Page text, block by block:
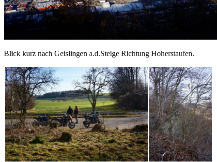
Blick kurz nach Geislingen a.d.Steige Richtung Hoherstaufen.